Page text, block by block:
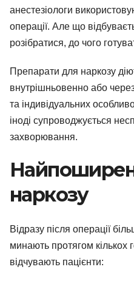
анестезіологи
операції. Але що
розібратися, до чого
Препарати для наркозу
внутрішньовенно або через
та індивідуальних
іноді супроводжується
захворювання.
наркозу
Відразу після операції
минають протягом
відчувають пацієнти: